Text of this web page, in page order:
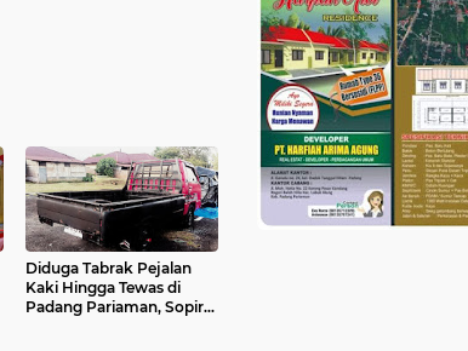
Diduga Tabrak Pejalan
Kaki Hingga Tewas di
Padang Pariaman, Sopir